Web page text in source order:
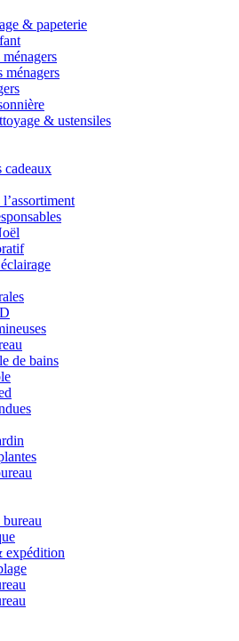
& papeterie
ménagers
& ustensiles
cadeaux
de bains
bureau
expédition